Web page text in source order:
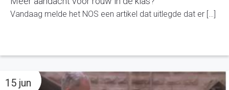
Vandaag melde het NOS een artikel dat uitlegde dat er […]
15 jun